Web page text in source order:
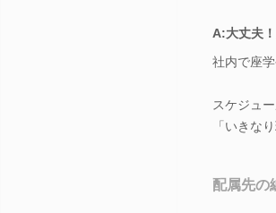
A:大丈夫
社内で座
スケジュ
「いきな
配属先の